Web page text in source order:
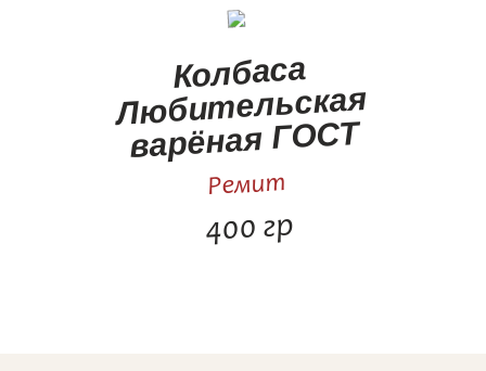
Колбаса
Любительская
варёная ГОСТ
Ремит
400 гр